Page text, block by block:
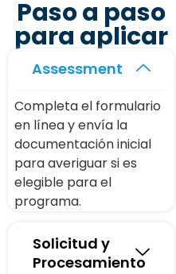
Paso a paso
para aplicar
Assessment
Completa el formulario
en línea y envía la
documentación inicial
para averiguar si es
elegible para el
programa.
Solicitud y
Procesamiento